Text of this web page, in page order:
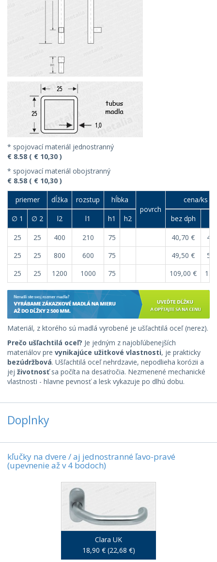
* spojovací materiál jednostranný
€ 8.58 ( € 10,30 )
* spojovací materiál obojstranný
€ 8.58 ( € 10,30 )
priemer dĺžka rozstup
hĺbka
povrch
cena/ks
∅ 1 ∅ 2 l2 l1 h1 h2 bez dph
25 25 400 210 75 40,70 €
25
25 800 600 75 49,50 €
25
25 1200 1000 75 109,00 €
Materiál, z ktorého sú madlá vyrobené je ušľachtilá oceľ (nerez).
Prečo ušľachtilá oceľ? Je jedným z najobľúbenejších
materiálov pre vynikajúce užitkové vlastnosti, je prakticky
bezúdržbová. Ušľachtilá oceľ nehrdzavie, nepodlieha korózii a
jej životnosťsa počíta na desaťročia. Nezmenené mechanické
vlastnosti - hlavne pevnosť a lesk vykazuje po dlhú dobu.
Doplnky
kľučky na dvere / aj jednostranné ľavo-pravé
(upevnenie až v 4 bodoch)
Clara UK
18,90 € (22,68 €)